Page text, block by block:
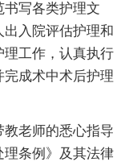
写各类护理文
入院评估护理和
工作，认真执行
成术中术后护理
老师的悉心指导
条例》及其法律